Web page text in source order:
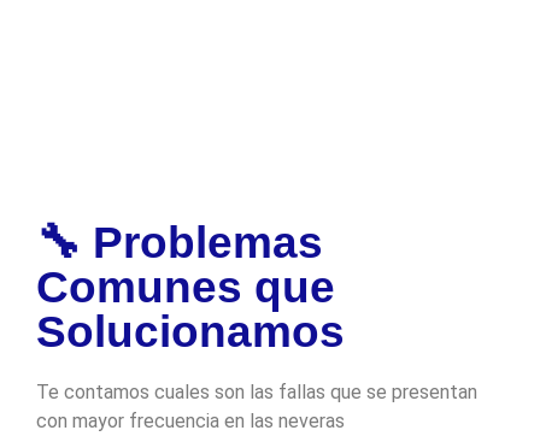
🔧 Problemas
Comunes que
Solucionamos
Te contamos cuales son las fallas que se presentan
con mayor frecuencia en las neveras